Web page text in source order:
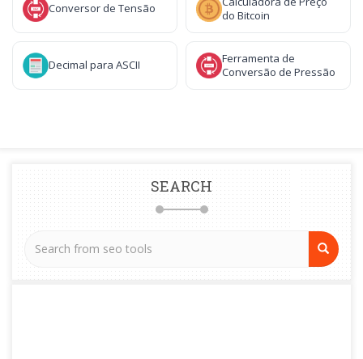
Conversor de Tensão
do Bitcoin
Decimal para ASCII
Ferramenta de
Conversão de Pressão
SEARCH